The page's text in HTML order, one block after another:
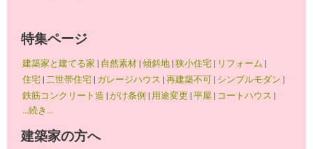
特集ページ
建築家と建てる家 | 自然素材|傾斜地|狭小住宅| リフォーム |
住宅|二世帯住宅| ガレージハウス |再建築不可| シンプルモダン |
鉄筋コンクリート造 |がけ条例 | 用途変更 |平屋 | コートハウス |
...続き...
建築家の方へ